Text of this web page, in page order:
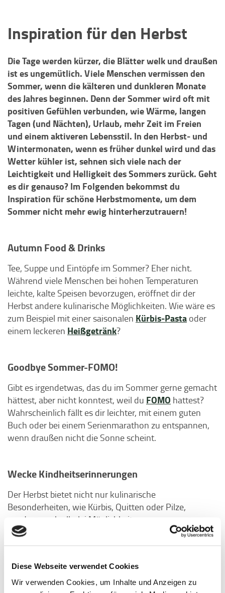
Diese Webseite verwendet Cookies
Wir verwenden Cookies, um Inhalte und Anzeigen zu
Inspiration für den Herbst
Die Tage werden kürzer, die Blätter welk und draußen
ist es ungemütlich. Viele Menschen vermissen den
Sommer, wenn die kälteren und dunkleren Monate
des Jahres beginnen. Denn der Sommer wird oft mit
positiven Gefühlen verbunden, wie Wärme, langen
Tagen (und Nächten), Urlaub, mehr Zeit im Freien
und einem aktiveren Lebensstil. In den Herbst- und
Wintermonaten, wenn es früher dunkel wird und das
Wetter kühler ist, sehnen sich viele nach der
Leichtigkeit und Helligkeit des Sommers zurück. Geht
es dir genauso? Im Folgenden bekommst du
Inspiration für schöne Herbstmomente, um dem
Sommer nicht mehr ewig hinterherzutrauern!
Autumn Food & Drinks
Tee, Suppe und Eintöpfe im Sommer? Eher nicht.
Während viele Menschen bei hohen Temperaturen
leichte, kalte Speisen bevorzugen, eröffnet dir der
Herbst andere kulinarische Möglichkeiten. Wie wäre es
zum Beispiel mit einer saisonalen Kürbis-Pasta oder
einem leckeren Heißgetränk?
Goodbye Sommer-FOMO!
Gibt es irgendetwas, das du im Sommer gerne gemacht
hättest, aber nicht konntest, weil du FOMO hattest?
Wahrscheinlich fällt es dir leichter, mit einem guten
Buch oder bei einem Serienmarathon zu entspannen,
wenn draußen nicht die Sonne scheint.
Wecke Kindheitserinnerungen
Der Herbst bietet nicht nur kulinarische
Besonderheiten, wie Kürbis, Quitten oder Pilze,
sondern auch allerlei Möglichkeiten,
Kindheitserinnerungen aufleben zu lassen. Kastanien
sammeln, Blattdruck, Kürbis schnitzen,